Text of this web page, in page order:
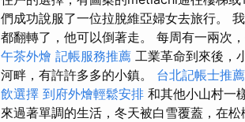
們成功說服了一位拉脫維亞婦女去旅行。
都翻轉了，他可以倒著走。 每周有一兩次
午茶外燴 記帳服務推薦 工業革命到來後，
河畔，有許許多多的小鎮。 台北記帳士推薦
飲選擇 到府外燴輕鬆安排 和其他小山村一
來過著單調的生活，冬天被白雪覆蓋，在